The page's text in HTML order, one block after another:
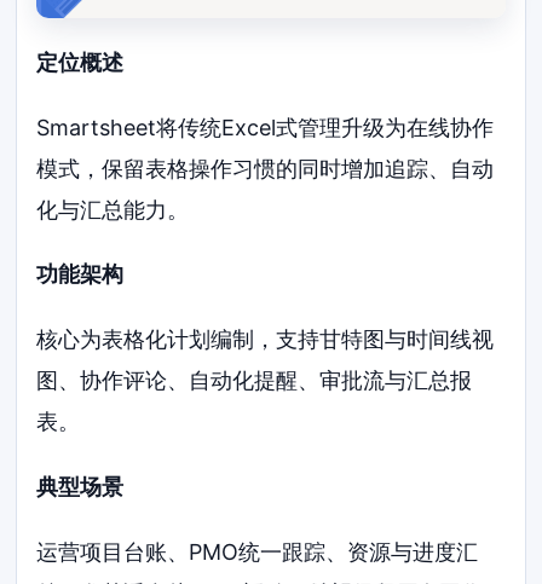
定位概述
Smartsheet将传统Excel式管理升级为在线协作
模式，保留表格操作习惯的同时增加追踪、自动
化与汇总能力。
功能架构
核心为表格化计划编制，支持甘特图与时间线视
图、协作评论、自动化提醒、审批流与汇总报
表。
典型场景
运营项目台账、PMO统一跟踪、资源与进度汇